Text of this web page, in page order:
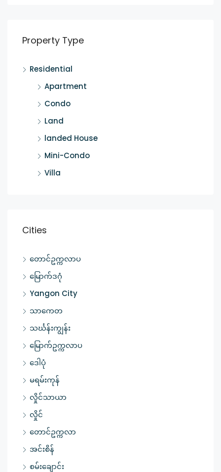
Property Type
Residential
Apartment
Condo
Land
landed House
Mini-Condo
Villa
Cities
တောင်ဥက္ကလာပ
မြောက်ဒဂုံ
Yangon City
သာကေတ
သင်္ဃန်းကျွန်း
မြောက်ဥက္ကလာပ
ဒေါပုံ
မရမ်းကုန်
လှိုင်သာယာ
လှိုင်
တောင်ဥက္ကလာ
အင်းစိန်
စမ်းချောင်း